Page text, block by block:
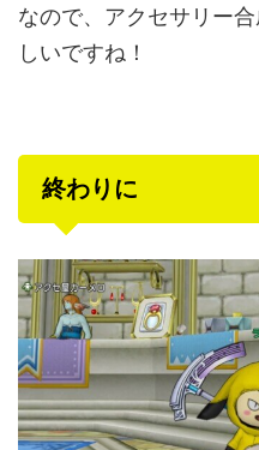
なので、アクセサリー
しいですね！
終わりに